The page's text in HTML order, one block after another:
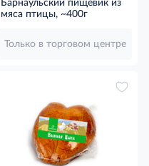
Барнаульский пищевик из
мяса птицы, ~400г
Только в торговом центре